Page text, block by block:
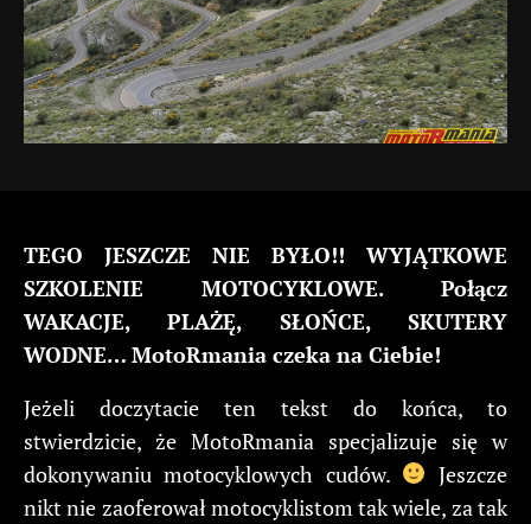
TEGO JESZCZE NIE BYŁO!! WYJĄTKOWE
SZKOLENIE MOTOCYKLOWE. Połącz
WAKACJE, PLAŻĘ, SŁOŃCE, SKUTERY
WODNE… MotoRmania czeka na Ciebie!
Jeżeli doczytacie ten tekst do końca, to
stwierdzicie, że MotoRmania specjalizuje się w
dokonywaniu motocyklowych cudów.
Jeszcze
nikt nie zaoferował motocyklistom tak wiele, za tak